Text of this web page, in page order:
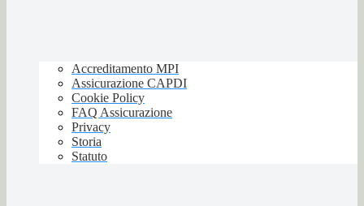
Accreditamento MPI
Assicurazione CAPDI
Cookie Policy
FAQ Assicurazione
Privacy
Storia
Statuto